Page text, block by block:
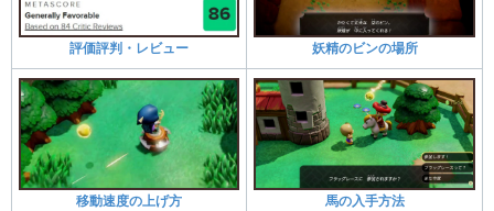
評価評判・レビュー 妖精のビンの場所
移動速度の上げ方 馬の入手方法